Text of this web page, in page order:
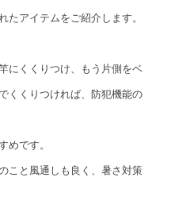
たアイテムをご紹介します。
にくくりつけ、もう片側をベ
くくりつければ、防犯機能の
めです。
こと風通しも良く、暑さ対策